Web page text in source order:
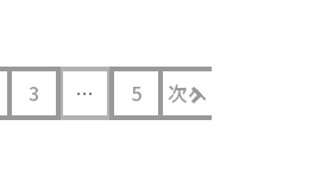
3 … 5 次へ